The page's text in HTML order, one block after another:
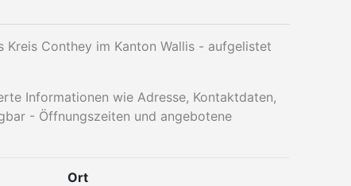
Kreis Conthey im Kanton Wallis - aufgelistet
Informationen wie Adresse, Kontaktdaten,
- Öffnungszeiten und angebotene
Ort